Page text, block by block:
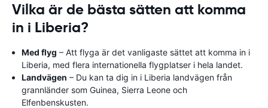
Vilka är de bästa sätten att komma
in i Liberia?
Med flyg – Att flyga är det vanligaste sättet att komma in i
Liberia, med flera internationella flygplatser i hela landet.
Landvägen – Du kan ta dig in i Liberia landvägen från
grannländer som Guinea, Sierra Leone och
Elfenbenskusten.